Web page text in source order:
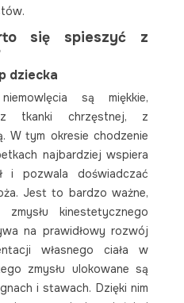
się spieszyć z
dziecka
są miękkie,
z tkanki chrzęstnej, z
W tym okresie chodzenie
najbardziej wspiera
i pozwala doświadczać
Jest to bardzo ważne,
kinestetycznego
na prawidłowy rozwój
własnego ciała w
zmysłu ulokowane są
i stawach. Dzięki nim